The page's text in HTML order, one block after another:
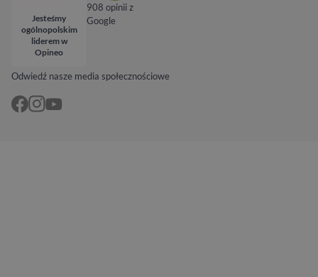
Odwiedź nasze media społecznościowe
Jesteśmy
ogólnopolskim
liderem w
Opineo
908 opinii z
Google